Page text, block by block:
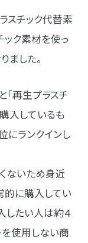
スチック代替素
ック素材を使っ
ました。
「再生プラスチ
入しているも
にランクインし
ないため身近
的に購入してい
したい人は約４
を使用しない商